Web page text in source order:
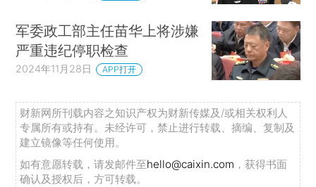
军委政工部主任苗华上将涉嫌
严重违纪停职检查
2024年11月28日 APP打开
财新网所刊载内容之知识产权为财新传媒及/或相关权利人
专属所有或持有。未经许可，禁止进行转载、摘编、复制及
建立镜像等任何使用。
如有意愿转载，请发邮件至hello@caixin.com ，获得书面
确认及授权后，方可转载。